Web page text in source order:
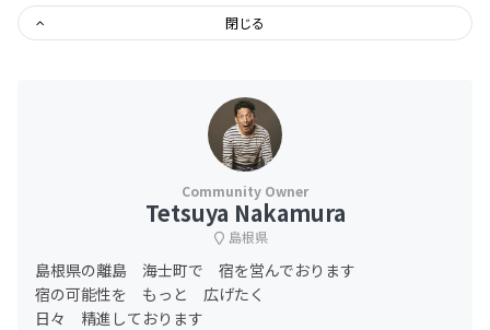
閉じる
Tetsuya Nakamura
島根県
島根県の離島 海士町で 宿を営んでおります
宿の可能性を もっと 広げたく
日々 精進しております